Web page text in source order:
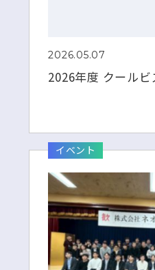
2026.05.07
2026年度 クール
イベント